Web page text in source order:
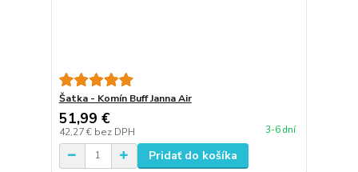
Šatka - Komín Buff Janna Air
51,99 €
42,27 € bez DPH 3-6 dní
Pridať do košíka